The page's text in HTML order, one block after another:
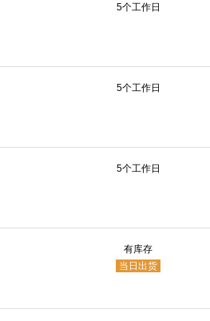
5个工作日
5个工作日
5个工作日
有库存
当日出货